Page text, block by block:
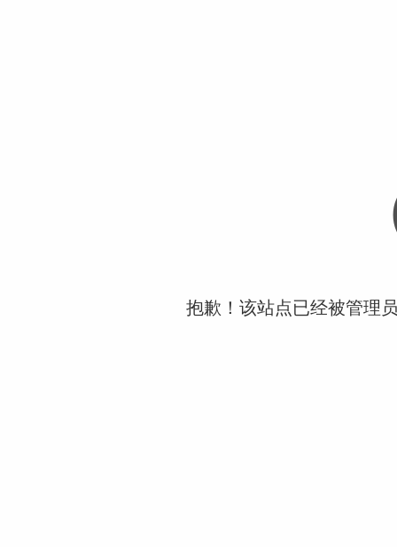
抱歉！该站点已经被管理